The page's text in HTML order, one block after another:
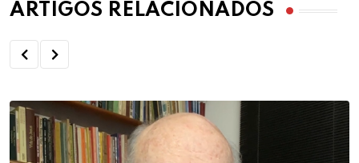
ARTIGOS RELACIONADOS